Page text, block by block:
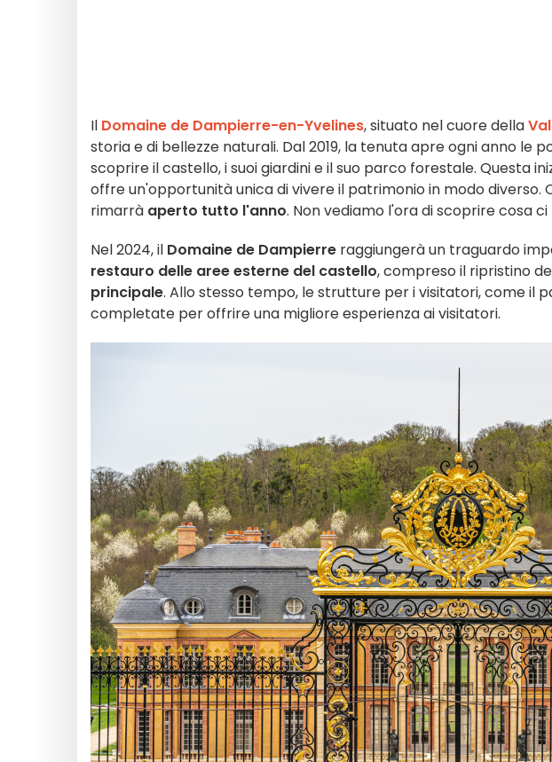
Il Domaine de Dampierre-en-Yvelines, situato nel cuore della
storia e di bellezze naturali. Dal 2019, la tenuta apre ogni anno
scoprire il castello, i suoi giardini e il suo parco forestale. Questa
offre un'opportunità unica di vivere il patrimonio in modo diverso.
rimarrà aperto tutto l'anno. Non vediamo l'ora di scoprire cosa ci
Nel 2024, il Domaine de Dampierre raggiungerà un traguardo
restauro delle aree esterne del castello, compreso il ripristino
principale. Allo stesso tempo, le strutture per i visitatori, come il
completate per offrire una migliore esperienza ai visitatori.